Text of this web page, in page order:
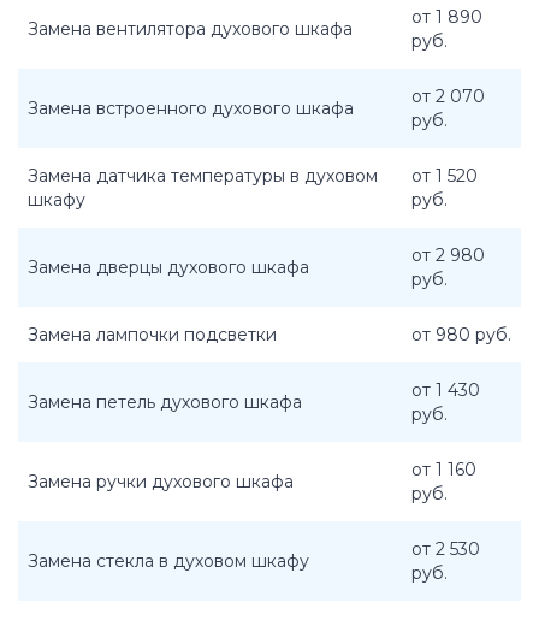
Замена вентилятора духового шкафа
от 1 890
руб.
Замена встроенного духового шкафа
от 2 070
руб.
Замена датчика температуры в духовом
шкафу
от 1 520
руб.
Замена дверцы духового шкафа
от 2 980
руб.
Замена лампочки подсветки от 980 руб.
Замена петель духового шкафа
от 1 430
руб.
Замена ручки духового шкафа
от 1 160
руб.
Замена стекла в духовом шкафу
от 2 530
руб.